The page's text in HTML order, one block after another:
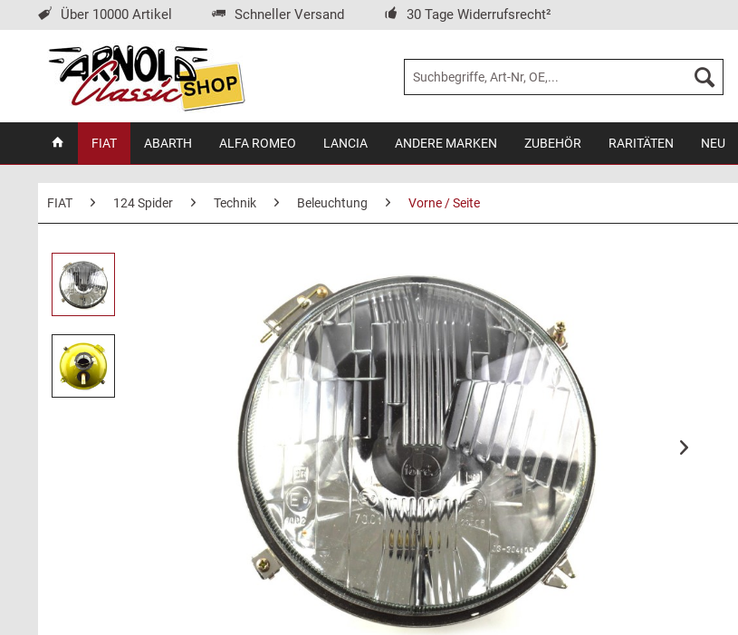
Über 10000 Artikel Schneller Versand 30 Tage Widerrufsrecht²
FIAT ABARTH ALFA ROMEO LANCIA ANDERE MARKEN ZUBEHÖR RARITÄTEN NEU
FIAT 124 Spider Technik Beleuchtung Vorne / Seite